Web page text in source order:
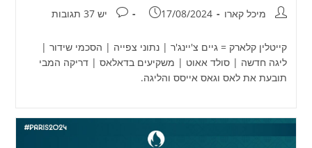
מחבר:מיכל קארו פורסם:
17/08/2024 תגובות:
יש 37 תגובות
קייטלין קלארק = גיים צ'יינג'ר | נתוני צפייה | הסכמי שידור |
ליגה חדשה | סולד אאוט | משקיעים בדאלאס | דריקה המבי
תובעת את לאס וגאס אייסס והליגה.